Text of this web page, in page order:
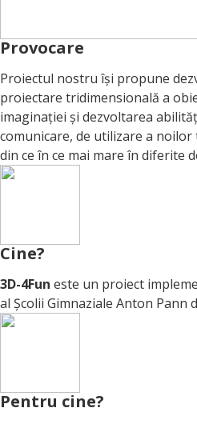
Provocare
Proiectul nostru își propune
proiectare tridimensională a
imaginației și dezvoltarea
comunicare, de utilizare a
din ce în ce mai mare în diferite
Cine?
3D-4Fun este un proiect
al Școlii Gimnaziale Anton Pann
Pentru cine?